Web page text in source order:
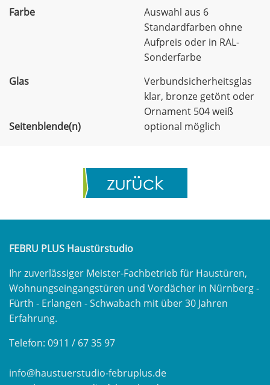
Farbe
Auswahl aus 6
Standardfarben ohne
Aufpreis oder in RAL-
Sonderfarbe
Glas
Verbundsicherheitsglas
klar, bronze getönt oder
Ornament 504 weiß
Seitenblende(n)
optional möglich
FEBRU PLUS Haustürstudio
Ihr zuverlässiger Meister-Fachbetrieb für Haustüren,
Wohnungseingangstüren und Vordächer in Nürnberg -
Fürth - Erlangen - Schwabach mit über 30 Jahren
Erfahrung.
Telefon: 0911 / 67 35 97
info@haustuerstudio-februplus.de